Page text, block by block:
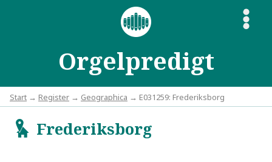
Orgelpredigt
S
Start → Register → Geographica → E031259: Frederiksborg
gFrederiksborg